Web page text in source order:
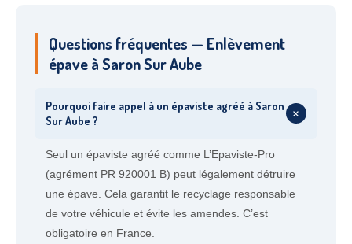
Questions fréquentes — Enlèvement
épave à Saron Sur Aube
Pourquoi faire appel à un épaviste agréé à Saron
Sur Aube ?
+
Seul un épaviste agréé comme L’Epaviste-Pro
(agrément PR 920001 B) peut légalement détruire
une épave. Cela garantit le recyclage responsable
de votre véhicule et évite les amendes. C’est
obligatoire en France.